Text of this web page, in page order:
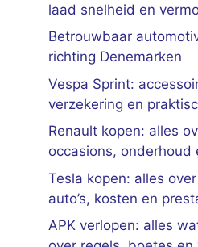
laad snelheid en
Betrouwbaar
richting Denemarken
Vespa Sprint:
verzekering en
Renault kopen: alles
occasions, onderhoud
Tesla kopen: alles
auto’s, kosten en
APK verlopen: alles